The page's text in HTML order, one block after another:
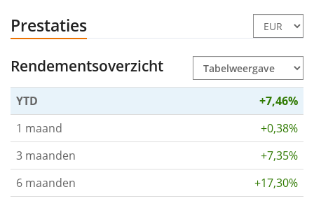
Prestaties
Rendementsoverzicht
YTD
+7,46%
1 maand
+0,38%
3 maanden
+7,35%
6 maanden
+17,30%